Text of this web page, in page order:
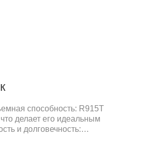
способность: R915T
делает его идеальным
и долговечность: